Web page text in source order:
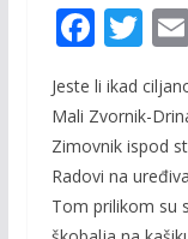
F
ac
e
b
o
o
T
w
itt
er
Jeste li ikad
Mali Zvornik-
Zimovnik ispod
Radovi na
Tom prilikom su